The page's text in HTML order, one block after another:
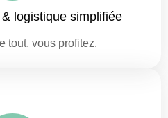
logistique simplifiée
tout, vous profitez.